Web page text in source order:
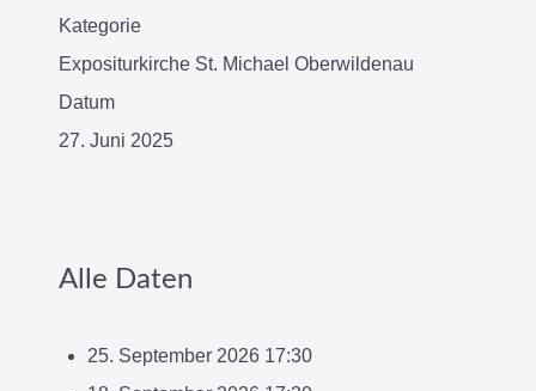
Kategorie
Expositurkirche St. Michael Oberwildenau
Datum
27. Juni 2025
Alle Daten
25. September 2026 17:30